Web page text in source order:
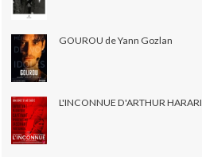
GOUROU de Yann Gozlan
L'INCONNUE D'ARTHUR HARARI